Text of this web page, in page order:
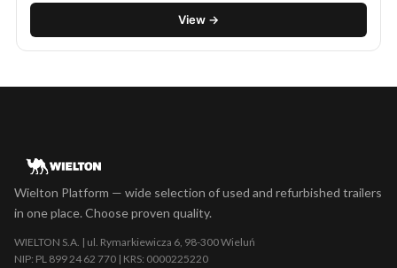
View →
Wielton Platform — wide selection of used and refurbished trailers
in one place. Choose proven quality.
WIELTON S.A. | ul. Rymarkiewicza 6, 98-300 Wieluń
NIP: PL 899 24 62 770 | KRS: 0000225220